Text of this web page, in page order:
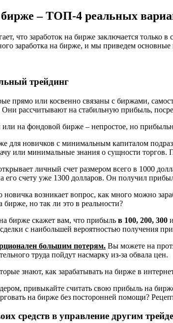
бирже – ТОП-4 реальных
что заработок на бирже заключается
заработка на бирже, и мы приведем основные
трейдинг
прямо или косвенно связаны с биржами,
рассчитывают на стабильную прибыль,
на фондовой бирже – непростое, но
для новичков с минимальным капиталом
или минимальные знания о сущности
личный счет размером всего в 1000
его счету уже 1300 долларов. Он получил
новичка возникает вопрос, как много можно
но так ли это в реальности?
бирже скажет вам, что прибыль в 100, 200, 300
с наибольшей вероятностью получения
большим потерям. Вы можете на
труда пойдут насмарку из-за обвала цен.
знают, как зарабатывать на бирже в
привыкайте считать свою прибыль на
на бирже без посторонней помощи?
средств в управление другим